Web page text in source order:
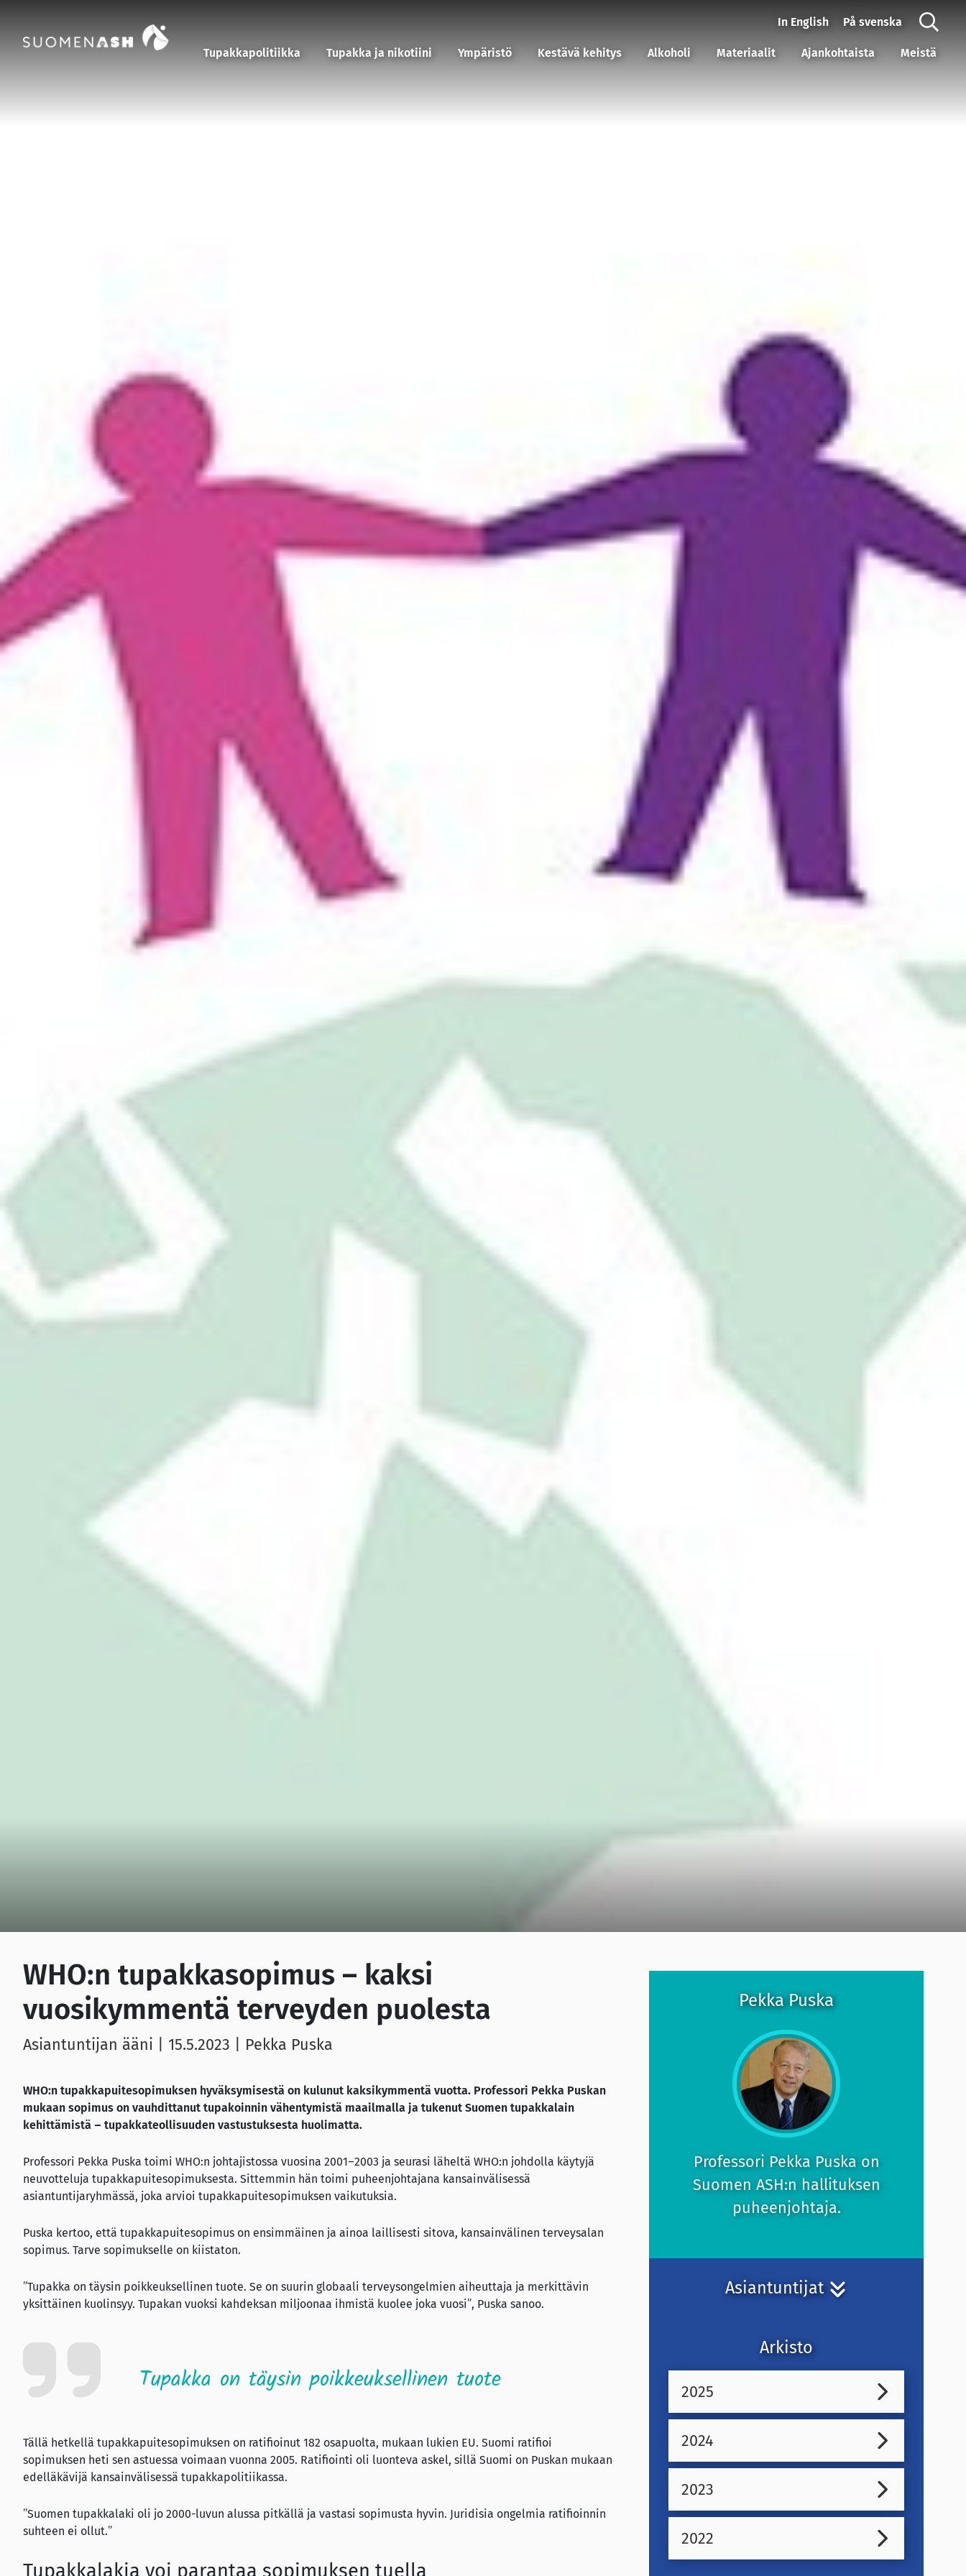
Siirry sisältöön
Tupakkapolitiikka Tupakka ja nikotiini Ympäristö Kestävä kehitys Alkoholi Materiaalit Ajankohtaista Meistä
In English På svenska
WHO:n tupakkasopimus – kaksi
vuosikymmentä terveyden puolesta
Asiantuntijan ääni | 15.5.2023 | Pekka Puska
WHO:n tupakkapuitesopimuksen hyväksymisestä on kulunut kaksikymmentä vuotta. Professori Pekka Puskan
mukaan sopimus on vauhdittanut tupakoinnin vähentymistä maailmalla ja tukenut Suomen tupakkalain
kehittämistä – tupakkateollisuuden vastustuksesta huolimatta.
Professori Pekka Puska toimi WHO:n johtajistossa vuosina 2001–2003 ja seurasi läheltä WHO:n johdolla käytyjä
neuvotteluja tupakkapuitesopimuksesta. Sittemmin hän toimi puheenjohtajana kansainvälisessä
asiantuntijaryhmässä, joka arvioi tupakkapuitesopimuksen vaikutuksia.
Puska kertoo, että tupakkapuitesopimus on ensimmäinen ja ainoa laillisesti sitova, kansainvälinen terveysalan
sopimus. Tarve sopimukselle on kiistaton.
”Tupakka on täysin poikkeuksellinen tuote. Se on suurin globaali terveysongelmien aiheuttaja ja merkittävin
yksittäinen kuolinsyy. Tupakan vuoksi kahdeksan miljoonaa ihmistä kuolee joka vuosi”, Puska sanoo.
Tupakka on täysin poikkeuksellinen tuote
Tällä hetkellä tupakkapuitesopimuksen on ratifioinut 182 osapuolta, mukaan lukien EU. Suomi ratifioi
sopimuksen heti sen astuessa voimaan vuonna 2005. Ratifiointi oli luonteva askel, sillä Suomi on Puskan mukaan
edelläkävijä kansainvälisessä tupakkapolitiikassa.
”Suomen tupakkalaki oli jo 2000-luvun alussa pitkällä ja vastasi sopimusta hyvin. Juridisia ongelmia ratifioinnin
suhteen ei ollut.”
Tupakkalakia voi parantaa sopimuksen tuella
Pekka Puska
Professori Pekka Puska on
Suomen ASH:n hallituksen
puheenjohtaja.
Asiantuntijat
Arkisto
2025
2024
2023
2022